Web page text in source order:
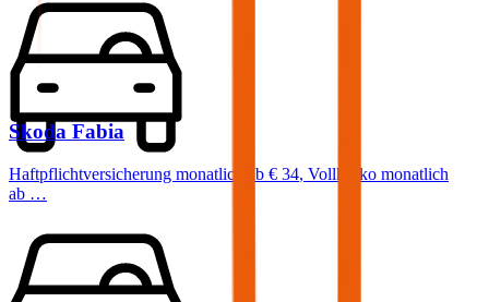
Skoda Fabia
Haftpflichtversicherung monatlich ab € 34, Vollkasko monatlich
ab …